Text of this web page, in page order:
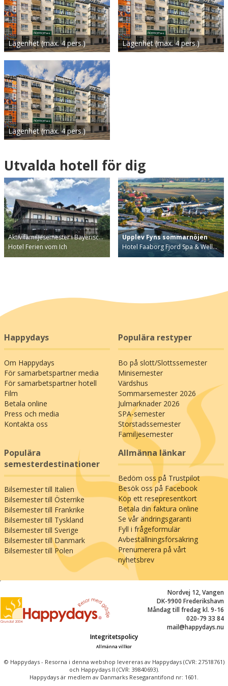
Lägenhet (max. 4 pers.) Lägenhet (max. 4 pers.)
Lägenhet (max. 4 pers.)
Utvalda hotell för dig
Aktiv familjesemester i Bayerisc…
Hotel Ferien vom Ich
Upplev Fyns sommarnöjen
Hotel Faaborg Fjord Spa & Well…
Happydays
Om Happydays
För samarbetspartner media
För samarbetspartner hotell
Film
Betala online
Press och media
Kontakta oss
Populära restyper
Bo på slott/Slottssemester
Minisemester
Värdshus
Sommarsemester 2026
Julmarknader 2026
SPA-semester
Storstadssemester
Familjesemester
Populära
semesterdestinationer
Bilsemester till Italien
Bilsemester till Österrike
Bilsemester till Frankrike
Bilsemester till Tyskland
Bilsemester till Sverige
Bilsemester till Danmark
Bilsemester till Polen
Allmänna länkar
Bedöm oss på Trustpilot
Besök oss på Facebook
Köp ett resepresentkort
Betala din faktura online
Se vår ändringsgaranti
Fyll i frågeformulär
Avbeställningsförsäkring
Prenumerera på vårt
nyhetsbrev
Nordvej 12, Vangen
DK-9900 Frederikshavn
Måndag till fredag kl. 9-16
020-79 33 84
mail@happydays.nu
Integritetspolicy
Allmänna villkor
© Happydays - Resorna i denna webshop levereras av Happydays (CVR: 27518761)
och Happydays II (CVR: 39840693).
Happydays är medlem av Danmarks Resegarantifond nr: 1601.